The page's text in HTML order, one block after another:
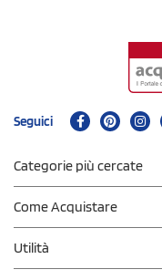
Seguici
Categorie più cercate
Come Acquistare
Utilità